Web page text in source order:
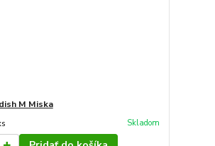
M Miska
Skladom